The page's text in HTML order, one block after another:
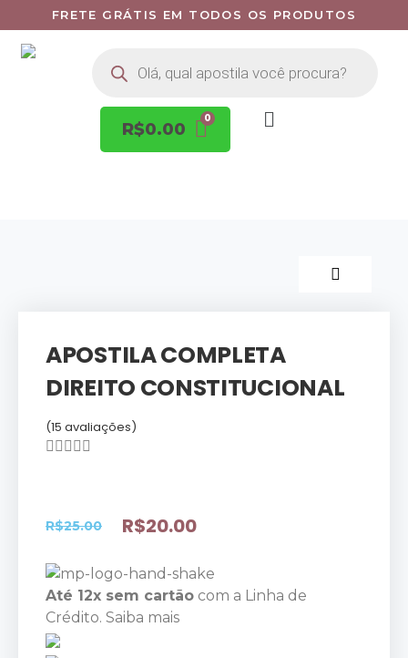
FRETE GRÁTIS EM TODOS OS PRODUTOS
R$0.00
APOSTILA COMPLETA
DIREITO CONSTITUCIONAL
(15 avaliações)

R$25.00 R$20.00
Até 12x sem cartão com a Linha de
Crédito. Saiba mais